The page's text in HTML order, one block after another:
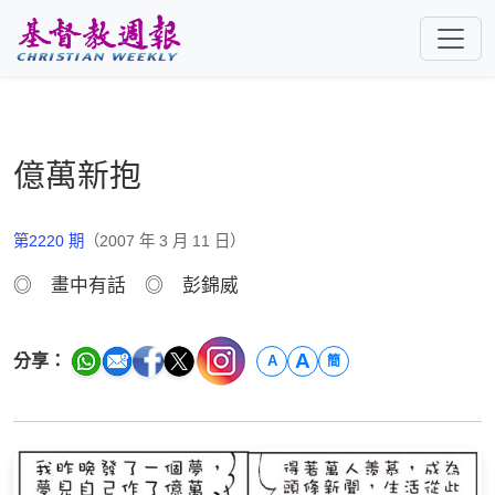
億萬新抱
第2220 期 （2007 年 3 月 11 日）
◎ 畫中有話 ◎ 彭錦威
分享： A A 簡